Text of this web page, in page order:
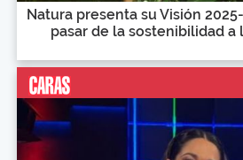
Natura presenta su Visión
pasar de la sostenibilidad a